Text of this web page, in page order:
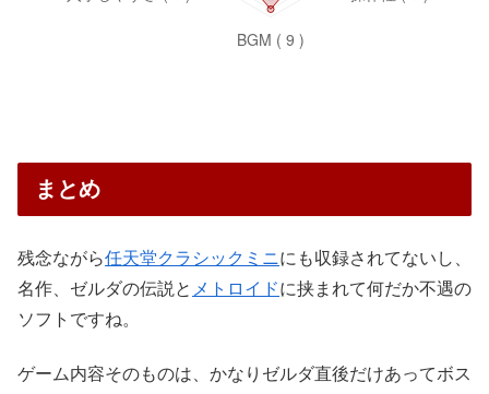
まとめ
残念ながら任天堂クラシックミニにも収録されてないし、
名作、ゼルダの伝説と メトロイドに挟まれて何だか不遇の
ソフトですね。
ゲーム内容そのものは、かなりゼルダ直後だけあってボス